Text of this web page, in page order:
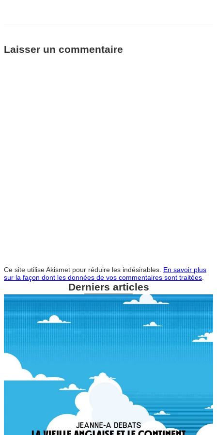
Laisser un commentaire
Ce site utilise Akismet pour réduire les indésirables. En savoir plus
sur la façon dont les données de vos commentaires sont traitées
Derniers articles